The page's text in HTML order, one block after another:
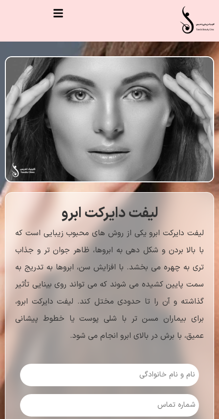
لیفت دایرکت ابرو
لیفت دایرکت ابرو یکی از روش‌ های محبوب زیبایی است که
با بالا بردن و شکل ‌دهی به ابروها، ظاهر جوان‌ تر و جذاب
‌تری به چهره می ‌بخشد. با افزایش سن، ابروها به تدریج به
سمت پایین کشیده می شوند که می ‌تواند روی بینایی تأثیر
گذاشته و آن را تا حدودی مختل کند. لیفت دایرکت ابرو،
برای بیماران مسن ‌تر با شلی پوست یا خطوط پیشانی
عمیق، با برش در بالای ابرو انجام می ‌شود.
نام
و
نام
(Required)
شماره
تماس
(Required)